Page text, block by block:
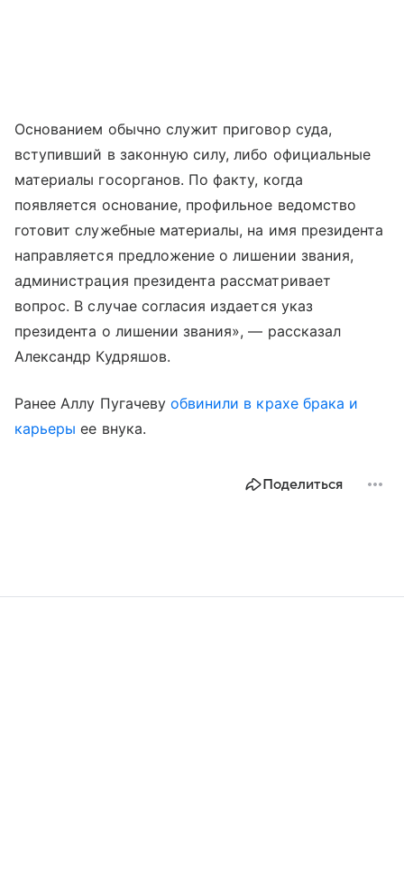
Основанием обычно служит приговор суда,
вступивший в законную силу, либо официальные
материалы госорганов. По факту, когда
появляется основание, профильное ведомство
готовит служебные материалы, на имя президента
направляется предложение о лишении звания,
администрация президента рассматривает
вопрос. В случае согласия издается указ
президента о лишении звания», — рассказал
Александр Кудряшов.
Ранее Аллу Пугачеву обвинили в крахе брака и
карьеры ее внука.
Поделиться